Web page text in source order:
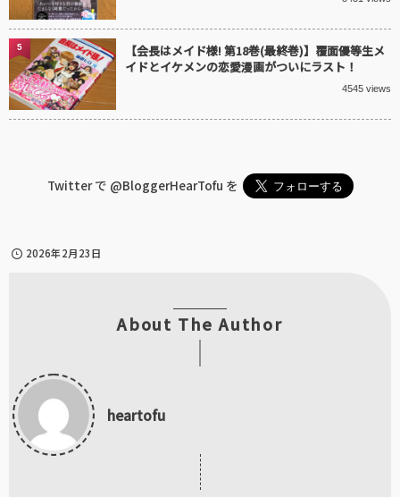
【会長はメイド様! 第18巻(最終巻)】覆面優等生メ
イドとイケメンの恋愛漫画がついにラスト！
4545 views
5
Twitter で @BloggerHearTofu を
2026年2月23日
About The Author
heartofu